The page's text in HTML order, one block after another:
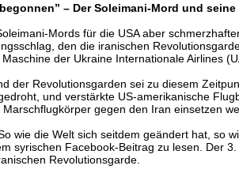
– Der Soleimani-Mord und
Mords für die USA aber
den die iranischen
der Ukraine Internationale Airlines
der Revolutionsgarden sei zu diesem
und verstärkte US-amerikanische
gegen den Iran einsetzen
wie die Welt sich seitdem geändert hat, so
syrischen Facebook-Beitrag zu lesen. Der
Revolutionsgarde.